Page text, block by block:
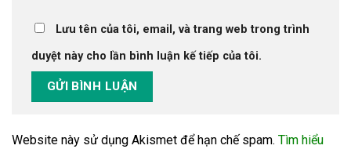
Lưu tên của tôi, email, và trang web trong trình
duyệt này cho lần bình luận kế tiếp của tôi.
Website này sử dụng Akismet để hạn chế spam. Tìm hiểu